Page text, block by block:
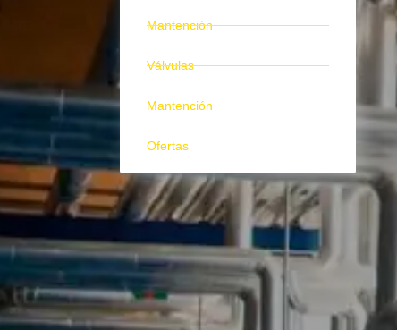
Mantención
Válvulas
Mantención
Ofertas